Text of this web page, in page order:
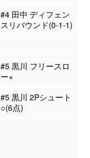
#4 田中 ディフェン
スリバウンド(0-1-1)
#5 黒川 フリースロ
ー×
#5 黒川 2Pシュート
○(6点)